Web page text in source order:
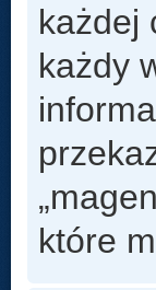
każdej
każdy
które